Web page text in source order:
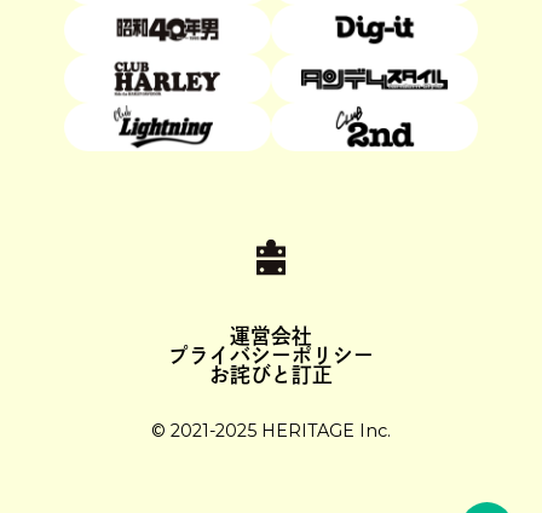
運営会社
プライバシーポリシー
お詫びと訂正
© 2021-2025 HERITAGE Inc.